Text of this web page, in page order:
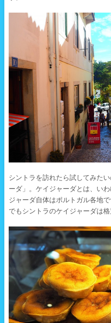
シントラを訪れたら試してみた
ーダ」。ケイジャーダとは、い
ジャーダ自体はポルトガル各地
でもシントラのケイジャーダは